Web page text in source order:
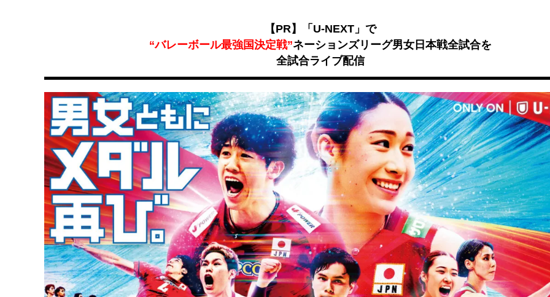
【PR】「U-NEXT」で
“バレーボール最強国決定戦”ネーションズリーグ男女日本戦全試合を
全試合ライブ配信